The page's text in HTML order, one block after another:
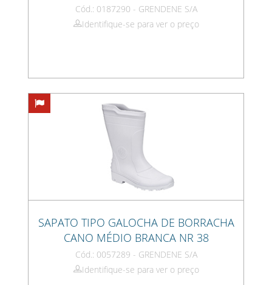
Cód.: 0187290 - GRENDENE S/A
Identifique-se para ver o preço
SAPATO TIPO GALOCHA DE BORRACHA
CANO MÉDIO BRANCA NR 38
Cód.: 0057289 - GRENDENE S/A
Identifique-se para ver o preço